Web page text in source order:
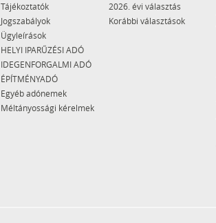
Tájékoztatók
Jogszabályok
Ügyleírások
HELYI IPARŰZÉSI ADÓ
IDEGENFORGALMI ADÓ
ÉPÍTMÉNYADÓ
Egyéb adónemek
Méltányossági kérelmek
2026. évi választás
Korábbi választások